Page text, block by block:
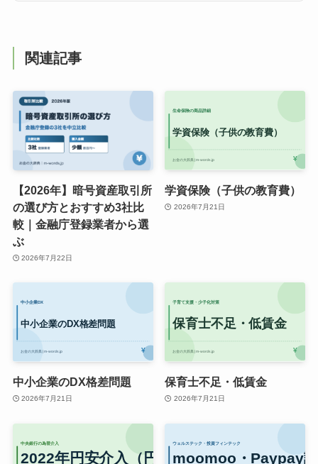
関連記事
【2026年】暗号資産取引所
の選び方とおすすめ3社比
較｜金融庁登録業者から選
ぶ
2026年7月22日
学資保険（子供の教育費）
2026年7月21日
中小企業のDX格差問題
2026年7月21日
保育士不足・低賃金
2026年7月21日